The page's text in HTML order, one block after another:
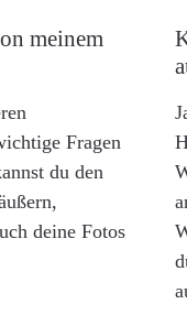
meinem
Fragen
du den
deine Fotos